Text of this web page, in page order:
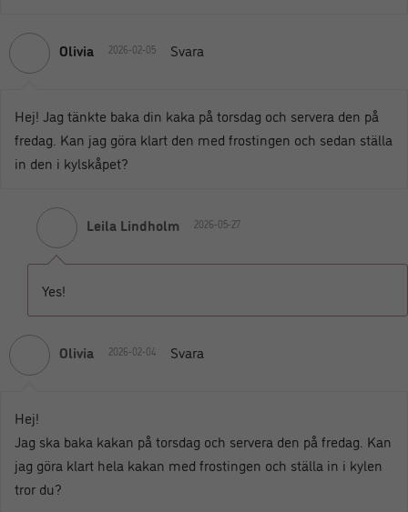
Olivia 2026-02-05 Svara
Hej! Jag tänkte baka din kaka på torsdag och servera den på
fredag. Kan jag göra klart den med frostingen och sedan ställa
in den i kylskåpet?
Leila Lindholm 2026-05-27
Yes!
Olivia 2026-02-04 Svara
Hej!
Jag ska baka kakan på torsdag och servera den på fredag. Kan
jag göra klart hela kakan med frostingen och ställa in i kylen
tror du?